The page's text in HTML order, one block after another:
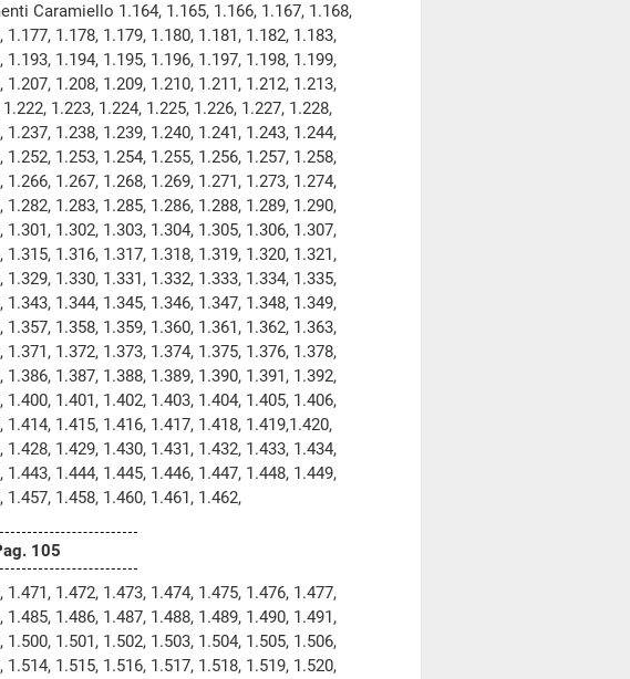
Caramiello 1.164, 1.165, 1.166, 1.167, 1.168,
1.178, 1.179, 1.180, 1.181, 1.182, 1.183,
1.194, 1.195, 1.196, 1.197, 1.198, 1.199,
1.208, 1.209, 1.210, 1.211, 1.212, 1.213,
1.223, 1.224, 1.225, 1.226, 1.227, 1.228,
1.238, 1.239, 1.240, 1.241, 1.243, 1.244,
1.253, 1.254, 1.255, 1.256, 1.257, 1.258,
1.267, 1.268, 1.269, 1.271, 1.273, 1.274,
1.283, 1.285, 1.286, 1.288, 1.289, 1.290,
1.302, 1.303, 1.304, 1.305, 1.306, 1.307,
1.316, 1.317, 1.318, 1.319, 1.320, 1.321,
1.330, 1.331, 1.332, 1.333, 1.334, 1.335,
1.344, 1.345, 1.346, 1.347, 1.348, 1.349,
1.358, 1.359, 1.360, 1.361, 1.362, 1.363,
1.372, 1.373, 1.374, 1.375, 1.376, 1.378,
1.387, 1.388, 1.389, 1.390, 1.391, 1.392,
1.401, 1.402, 1.403, 1.404, 1.405, 1.406,
1.415, 1.416, 1.417, 1.418, 1.419,1.420,
1.429, 1.430, 1.431, 1.432, 1.433, 1.434,
1.444, 1.445, 1.446, 1.447, 1.448, 1.449,
1.458, 1.460, 1.461, 1.462,
105
1.472, 1.473, 1.474, 1.475, 1.476, 1.477,
1.486, 1.487, 1.488, 1.489, 1.490, 1.491,
1.501, 1.502, 1.503, 1.504, 1.505, 1.506,
1.515, 1.516, 1.517, 1.518, 1.519, 1.520,